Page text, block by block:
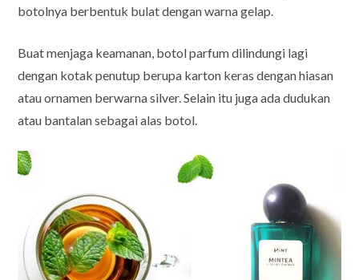
botolnya berbentuk bulat dengan warna gelap.
Buat menjaga keamanan, botol parfum dilindungi lagi
dengan kotak penutup berupa karton keras dengan hiasan
atau ornamen berwarna silver. Selain itu juga ada dudukan
atau bantalan sebagai alas botol.